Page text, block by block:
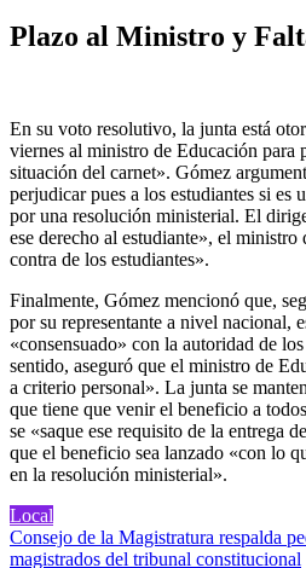
Plazo al Ministro y
En su voto resolutivo, la junta está
viernes al ministro de Educación para
situación del carnet». Gómez
perjudicar pues a los estudiantes si es
por una resolución ministerial. El
ese derecho al estudiante», el ministro
contra de los estudiantes».
Finalmente, Gómez mencionó que,
por su representante a nivel nacional,
«consensuado» con la autoridad de
sentido, aseguró que el ministro de
a criterio personal». La junta se
que tiene que venir el beneficio a
se «saque ese requisito de la entrega
que el beneficio sea lanzado «con lo
en la resolución ministerial».
Local
Navegación
Consejo de la Magistratura respalda
magistrados del tribunal constitucional